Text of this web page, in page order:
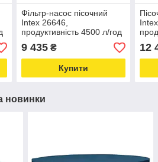
Фільтр-насос пісочний
Intex 26646,
продуктивність 4500 л/год
Love&Life -online-
multimarket-
9 435₴
Купити
год
12
новинки